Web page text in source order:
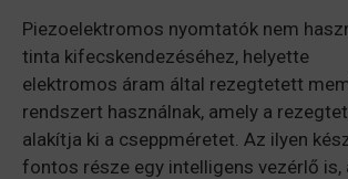
Piezoelektromos nyomtatók nem
tinta kifecskendezéséhez, helyette
elektromos áram által rezegtetett
rendszert használnak, amely a
alakítja ki a cseppméretet. Az ilyen
fontos része egy intelligens vezérlő is,